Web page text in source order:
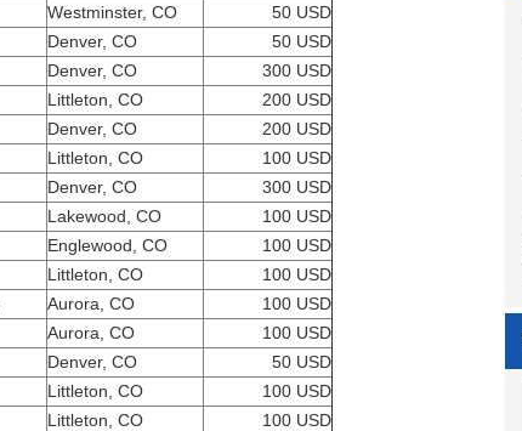
Westminster, CO
50 USD
Denver, CO
50 USD
Denver, CO
300 USD
Littleton, CO
200 USD
Denver, CO
200 USD
Littleton, CO
100 USD
Denver, CO
300 USD
Lakewood, CO
100 USD
Englewood, CO
100 USD
Littleton, CO
100 USD
Aurora, CO
100 USD
Aurora, CO
100 USD
Denver, CO
50 USD
Littleton, CO
100 USD
Littleton, CO
100 USD